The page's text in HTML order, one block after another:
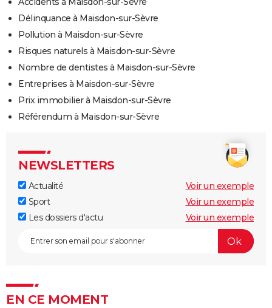
Délinquance à Maisdon-sur-Sèvre
Pollution à Maisdon-sur-Sèvre
Risques naturels à Maisdon-sur-Sèvre
Nombre de dentistes à Maisdon-sur-Sèvre
Entreprises à Maisdon-sur-Sèvre
Prix immobilier à Maisdon-sur-Sèvre
Référendum à Maisdon-sur-Sèvre
NEWSLETTERS
Actualité
Voir un exemple
Sport
Voir un exemple
Les dossiers d'actu
Voir un exemple
EN CE MOMENT